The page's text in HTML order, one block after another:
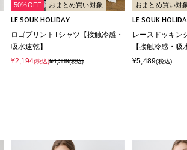
50%OFF おまとめ買い対象
LE SOUK HOLIDAY
ロゴプリントTシャツ【接触冷感・
吸水速乾】
¥2,194(税込)¥4,389(税込)
おまとめ買い対
LE SOUK
レースドッキン
【接触冷感・吸
¥5,489(税込)